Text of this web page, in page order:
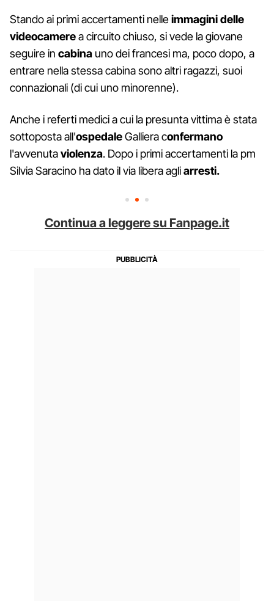
Stando ai primi accertamenti nelleimmagini delle
videocamerea circuito chiuso, si vede la giovane
seguire in cabina uno dei francesi ma, poco dopo, a
entrare nella stessa cabina sono altri ragazzi, suoi
connazionali (di cui uno minorenne).
Anche i referti medici a cui la presunta vittima è stata
sottoposta all'ospedaleGalliera confermano
l'avvenutaviolenza. Dopo i primi accertamenti la pm
Silvia Saracino ha dato il via libera agliarresti.
Continua a leggere su Fanpage.it